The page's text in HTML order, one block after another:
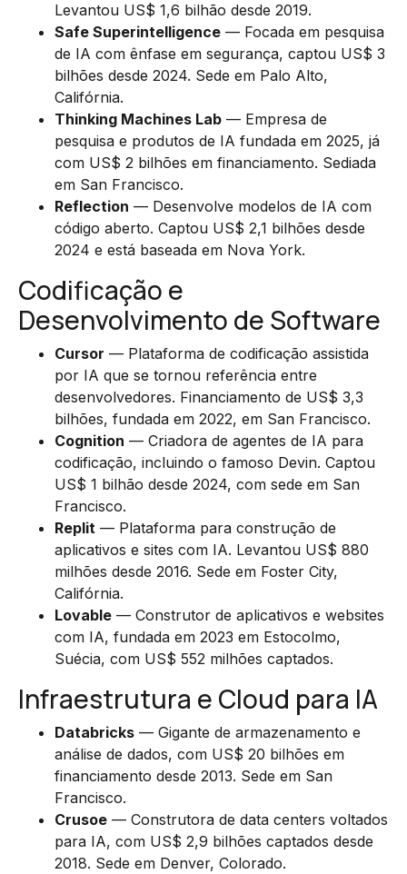
Levantou US$ 1,6 bilhão desde 2019.
Safe Superintelligence — Focada em pesquisa
de IA com ênfase em segurança, captou US$ 3
bilhões desde 2024. Sede em Palo Alto,
Califórnia.
Thinking Machines Lab — Empresa de
pesquisa e produtos de IA fundada em 2025, já
com US$ 2 bilhões em financiamento. Sediada
em San Francisco.
Reflection — Desenvolve modelos de IA com
código aberto. Captou US$ 2,1 bilhões desde
2024 e está baseada em Nova York.
Codificação e
Desenvolvimento de Software
Cursor — Plataforma de codificação assistida
por IA que se tornou referência entre
desenvolvedores. Financiamento de US$ 3,3
bilhões, fundada em 2022, em San Francisco.
Cognition — Criadora de agentes de IA para
codificação, incluindo o famoso Devin. Captou
US$ 1 bilhão desde 2024, com sede em San
Francisco.
Replit — Plataforma para construção de
aplicativos e sites com IA. Levantou US$ 880
milhões desde 2016. Sede em Foster City,
Califórnia.
Lovable — Construtor de aplicativos e websites
com IA, fundada em 2023 em Estocolmo,
Suécia, com US$ 552 milhões captados.
Infraestrutura e Cloud para IA
Databricks — Gigante de armazenamento e
análise de dados, com US$ 20 bilhões em
financiamento desde 2013. Sede em San
Francisco.
Crusoe — Construtora de data centers voltados
para IA, com US$ 2,9 bilhões captados desde
2018. Sede em Denver, Colorado.